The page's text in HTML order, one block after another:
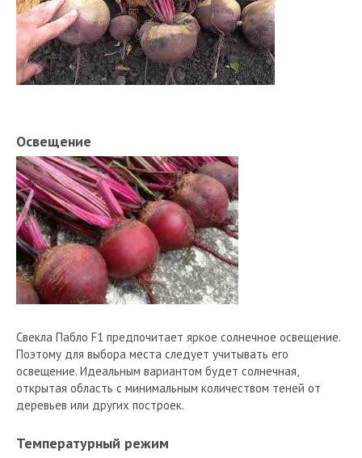
Освещение
Свекла Пабло F1 предпочитает яркое солнечное освещение.
Поэтому для выбора места следует учитывать его
освещение. Идеальным вариантом будет солнечная,
открытая область с минимальным количеством теней от
деревьев или других построек.
Температурный режим